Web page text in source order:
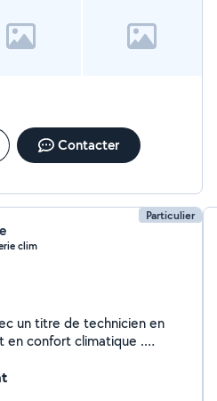
Contacter
Particulier
clim
un titre de technicien en
en confort climatique .